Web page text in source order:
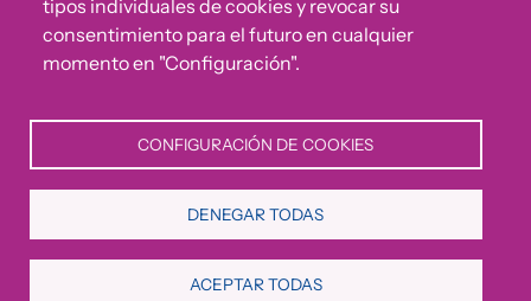
Puedes reportar incumplimientos del Código Ético u
otras irregularidades que detectes en nuestra Fundación.
CONVIVE Fundación Cepaim 2026© | All rights reserved
Política de Privacidad Política de Cookies
tipos individuales de cookies y revocar su
consentimiento para el futuro en cualquier
momento en "Configuración".
CONFIGURACIÓN DE COOKIES
DENEGAR TODAS
ACEPTAR TODAS